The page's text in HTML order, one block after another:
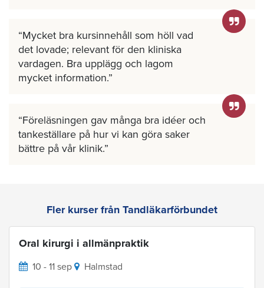
Mycket bra kursinnehåll som höll vad
det lovade; relevant för den kliniska
vardagen. Bra upplägg och lagom
mycket information.
Föreläsningen gav många bra idéer och
tankeställare på hur vi kan göra saker
bättre på vår klinik.
Fler kurser från Tandläkarförbundet
Oral kirurgi i allmänpraktik
10 - 11 sep Halmstad